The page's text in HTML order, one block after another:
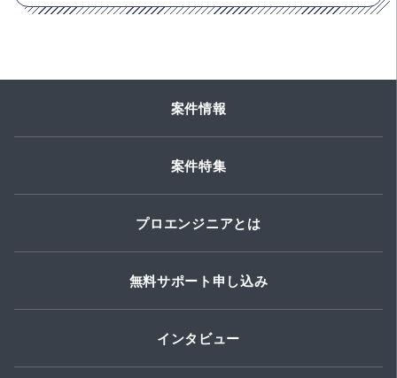
案件情報
案件特集
プロエンジニアとは
無料サポート申し込み
インタビュー